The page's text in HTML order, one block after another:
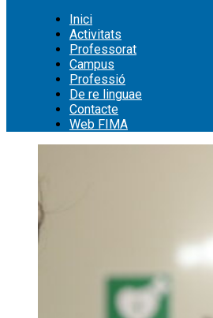
Inici
Activitats
Professorat
Campus
Professió
De re linguae
Contacte
Web FIMA